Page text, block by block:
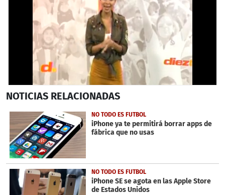
seconds
42
seconds
NOTICIAS RELACIONADAS
NO TODO ES FUTBOL
iPhone ya te permitirá borrar apps de
fábrica que no usas
NO TODO ES FUTBOL
iPhone SE se agota en las Apple Store
de Estados Unidos